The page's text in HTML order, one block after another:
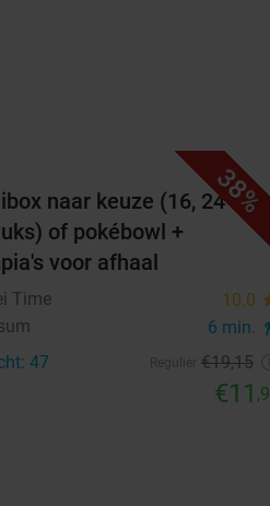
38%
naar keuze (16, 24 of
of pokébowl +
voor afhaal
Time 10.0
6 min.
47 €19,15
€11